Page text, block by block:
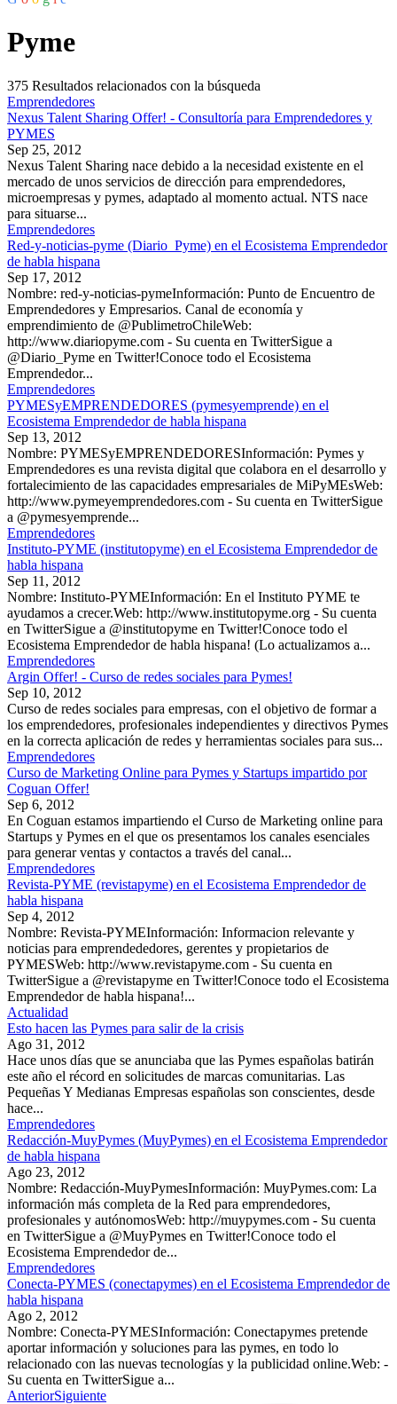
Pyme
375 Resultados relacionados con la búsqueda
Emprendedores
Nexus Talent Sharing Offer! - Consultoría para Emprendedores y
PYMES
Sep 25, 2012
Nexus Talent Sharing nace debido a la necesidad existente en el
mercado de unos servicios de dirección para emprendedores,
microempresas y pymes, adaptado al momento actual. NTS nace
para situarse...
Emprendedores
Red-y-noticias-pyme (Diario_Pyme) en el Ecosistema Emprendedor
de habla hispana
Sep 17, 2012
Nombre: red-y-noticias-pymeInformación: Punto de Encuentro de
Emprendedores y Empresarios. Canal de economía y
emprendimiento de @PublimetroChileWeb:
http://www.diariopyme.com - Su cuenta en TwitterSigue a
@Diario_Pyme en Twitter!Conoce todo el Ecosistema
Emprendedor...
Emprendedores
PYMESyEMPRENDEDORES (pymesyemprende) en el
Ecosistema Emprendedor de habla hispana
Sep 13, 2012
Nombre: PYMESyEMPRENDEDORESInformación: Pymes y
Emprendedores es una revista digital que colabora en el desarrollo y
fortalecimiento de las capacidades empresariales de MiPyMEsWeb:
http://www.pymeyemprendedores.com - Su cuenta en TwitterSigue
a @pymesyemprende...
Emprendedores
Instituto-PYME (institutopyme) en el Ecosistema Emprendedor de
habla hispana
Sep 11, 2012
Nombre: Instituto-PYMEInformación: En el Instituto PYME te
ayudamos a crecer.Web: http://www.institutopyme.org - Su cuenta
en TwitterSigue a @institutopyme en Twitter!Conoce todo el
Ecosistema Emprendedor de habla hispana! (Lo actualizamos a...
Emprendedores
Argin Offer! - Curso de redes sociales para Pymes!
Sep 10, 2012
Curso de redes sociales para empresas, con el objetivo de formar a
los emprendedores, profesionales independientes y directivos Pymes
en la correcta aplicación de redes y herramientas sociales para sus...
Emprendedores
Curso de Marketing Online para Pymes y Startups impartido por
Coguan Offer!
Sep 6, 2012
En Coguan estamos impartiendo el Curso de Marketing online para
Startups y Pymes en el que os presentamos los canales esenciales
para generar ventas y contactos a través del canal...
Emprendedores
Revista-PYME (revistapyme) en el Ecosistema Emprendedor de
habla hispana
Sep 4, 2012
Nombre: Revista-PYMEInformación: Informacion relevante y
noticias para emprendededores, gerentes y propietarios de
PYMESWeb: http://www.revistapyme.com - Su cuenta en
TwitterSigue a @revistapyme en Twitter!Conoce todo el Ecosistema
Emprendedor de habla hispana!...
Actualidad
Esto hacen las Pymes para salir de la crisis
Ago 31, 2012
Hace unos días que se anunciaba que las Pymes españolas batirán
este año el récord en solicitudes de marcas comunitarias. Las
Pequeñas Y Medianas Empresas españolas son conscientes, desde
hace...
Emprendedores
Redacción-MuyPymes (MuyPymes) en el Ecosistema Emprendedor
de habla hispana
Ago 23, 2012
Nombre: Redacción-MuyPymesInformación: MuyPymes.com: La
información más completa de la Red para emprendedores,
profesionales y autónomosWeb: http://muypymes.com - Su cuenta
en TwitterSigue a @MuyPymes en Twitter!Conoce todo el
Ecosistema Emprendedor de...
Emprendedores
Conecta-PYMES (conectapymes) en el Ecosistema Emprendedor de
habla hispana
Ago 2, 2012
Nombre: Conecta-PYMESInformación: Conectapymes pretende
aportar información y soluciones para las pymes, en todo lo
relacionado con las nuevas tecnologías y la publicidad online.Web: -
Su cuenta en TwitterSigue a...
AnteriorSiguiente